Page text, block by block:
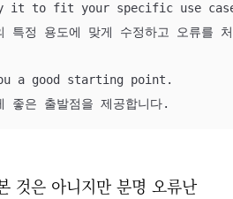
it to fit your specific use
특정 용도에 맞게 수정하고 오류를
a good starting point.
좋은 출발점을 제공합니다.
것은 아니지만 분명 오류난